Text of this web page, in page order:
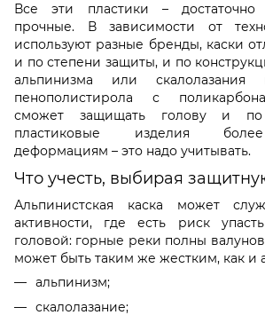
Все эти пластики –
прочные. В зависимости от
используют разные бренды, каски
и по степени защиты, и по
альпинизма или скалолазания
пенополистирола с
сможет защищать голову и по
пластиковые изделия
деформациям – это надо учитывать.
Что учесть, выбирая
Альпинистская каска может
активности, где есть риск
головой: горные реки полны
может быть таким же жестким, как и
альпинизм;
скалолазание;